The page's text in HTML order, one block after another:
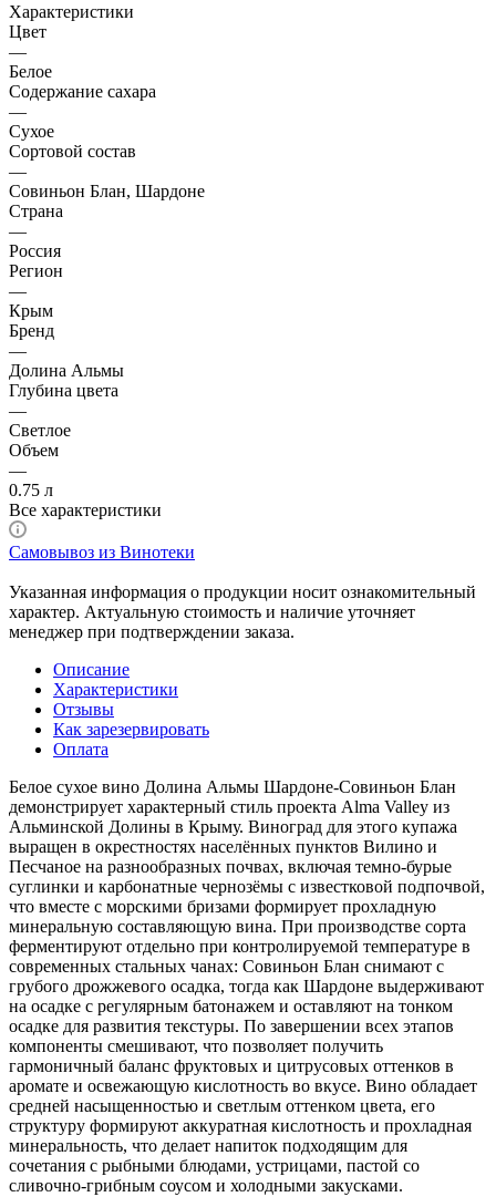
Характеристики
Цвет
—
Белое
Содержание сахара
—
Сухое
Сортовой состав
—
Совиньон Блан, Шардоне
Страна
—
Россия
Регион
—
Крым
Бренд
—
Долина Альмы
Глубина цвета
—
Светлое
Объем
—
0.75 л
Все характеристики
Самовывоз из Винотеки
Указанная информация о продукции носит ознакомительный
характер. Актуальную стоимость и наличие уточняет
менеджер при подтверждении заказа.
Описание
Характеристики
Отзывы
Как зарезервировать
Оплата
Белое сухое вино Долина Альмы Шардоне-Совиньон Блан
демонстрирует характерный стиль проекта Alma Valley из
Альминской Долины в Крыму. Виноград для этого купажа
выращен в окрестностях населённых пунктов Вилино и
Песчаное на разнообразных почвах, включая темно-бурые
суглинки и карбонатные чернозёмы с известковой подпочвой,
что вместе с морскими бризами формирует прохладную
минеральную составляющую вина. При производстве сорта
ферментируют отдельно при контролируемой температуре в
современных стальных чанах: Совиньон Блан снимают с
грубого дрожжевого осадка, тогда как Шардоне выдерживают
на осадке с регулярным батонажем и оставляют на тонком
осадке для развития текстуры. По завершении всех этапов
компоненты смешивают, что позволяет получить
гармоничный баланс фруктовых и цитрусовых оттенков в
аромате и освежающую кислотность во вкусе. Вино обладает
средней насыщенностью и светлым оттенком цвета, его
структуру формируют аккуратная кислотность и прохладная
минеральность, что делает напиток подходящим для
сочетания с рыбными блюдами, устрицами, пастой со
сливочно-грибным соусом и холодными закусками.